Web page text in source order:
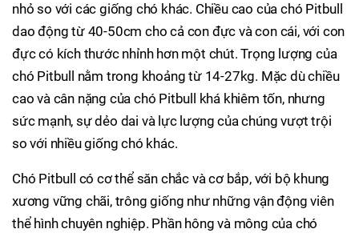
nhỏ so với các giống chó khác. Chiều cao của chó Pitbull
dao động từ 40-50cm cho cả con đực và con cái, với con
đực có kích thước nhỉnh hơn một chút. Trọng lượng của
chó Pitbull nằm trong khoảng từ 14-27kg. Mặc dù chiều
cao và cân nặng của chó Pitbull khá khiêm tốn, nhưng
sức mạnh, sự dẻo dai và lực lượng của chúng vượt trội
so với nhiều giống chó khác.
Chó Pitbull có cơ thể săn chắc và cơ bắp, với bộ khung
xương vững chãi, trông giống như những vận động viên
thể hình chuyên nghiệp. Phần hông và mông của chó